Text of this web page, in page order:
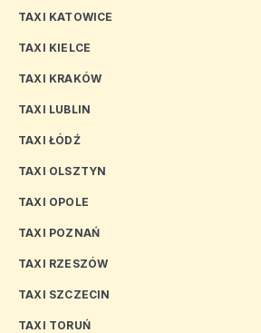
TAXI KATOWICE
TAXI KIELCE
TAXI KRAKÓW
TAXI LUBLIN
TAXI ŁÓDŹ
TAXI OLSZTYN
TAXI OPOLE
TAXI POZNAŃ
TAXI RZESZÓW
TAXI SZCZECIN
TAXI TORUŃ